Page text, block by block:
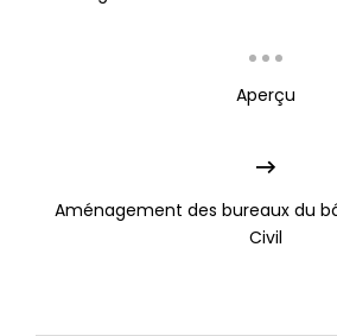
Aperçu
Aménagement des bureaux du
Civil